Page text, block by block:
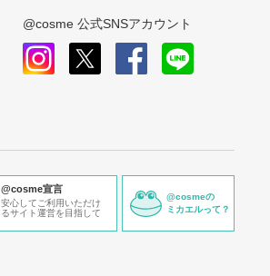
@cosme 公式SNSアカウント
@cosme宣言
安心してご利用いただけ
るサイト運営を目指して
@cosmeの
ミカエルって？